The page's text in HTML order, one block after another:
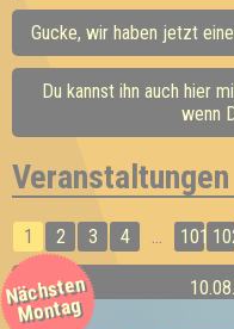
Gucke, wir haben jetzt
Du kannst ihn auch hier
wenn
Veranstaltungen
1 2 3 4 ... 101
Nächsten
Montag